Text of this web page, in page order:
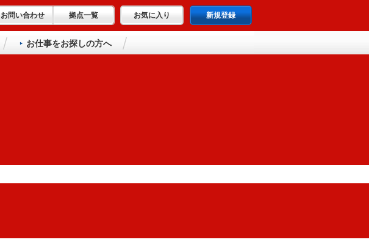
お問い合わせ 拠点一覧 お気に入り 新規登録
お仕事をお探しの方へ